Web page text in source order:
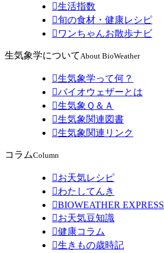
生活指数
旬の食材・健康レシピ
 ワンちゃんお散歩ナビ
生気象学について About BioWeather
生気象学って何？
バイオウェザーとは
生気象Ｑ＆Ａ
生気象関連図書
生気象関連リンク
コラムColumn
お天気レシピ
わたしてんき
BIOWEATHER EXPRESS
お天気豆知識
健康コラム
生きもの歳時記